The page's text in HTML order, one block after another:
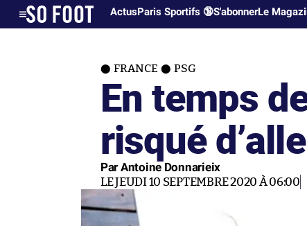
ActusParis Sportifs 🔞S'abonnerLe
FRANCE PSG
En temps
risqué
Par Antoine Donnarieix
LE JEUDI 10 SEPTEMBRE 2020 À 06:00